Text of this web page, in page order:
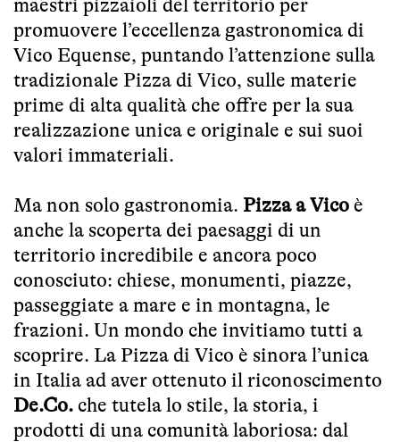
maestri pizzaioli del territorio per
promuovere l’eccellenza gastronomica di
Vico Equense, puntando l’attenzione sulla
tradizionale Pizza di Vico, sulle materie
prime di alta qualità che offre per la sua
realizzazione unica e originale e sui suoi
valori immateriali.
Ma non solo gastronomia. Pizza a Vico è
anche la scoperta dei paesaggi di un
territorio incredibile e ancora poco
conosciuto: chiese, monumenti, piazze,
passeggiate a mare e in montagna, le
frazioni. Un mondo che invitiamo tutti a
scoprire. La Pizza di Vico è sinora l’unica
in Italia ad aver ottenuto il riconoscimento
De.Co. che tutela lo stile, la storia, i
prodotti di una comunità laboriosa: dal